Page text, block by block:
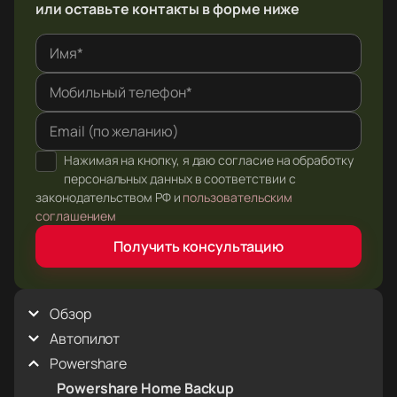
Обзор
Внешний вид
Голосовые команды
Интерьер
Автопилот
Full Self-Driving (Supervised)
Автоматическая парковка
Powershare
Powershare Home Backup
или оставьте контакты в форме ниже
Имя*
Мобильный телефон*
Email (по желанию)
Нажимая на кнопку, я даю согласие на обработку
персональных данных в соответствии с
законодательством РФ и пользовательским
соглашением
Получить консультацию